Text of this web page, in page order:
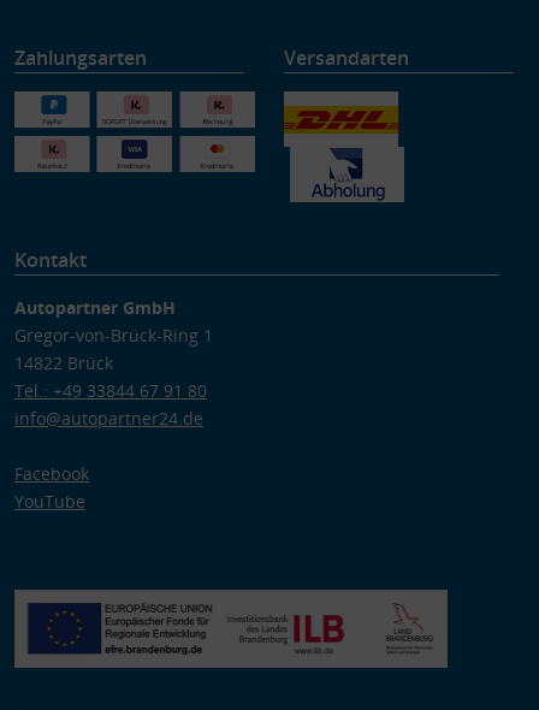
Zahlungsarten Versandarten
Kontakt
Autopartner GmbH
Gregor-von-Brück-Ring 1
14822 Brück
Tel.: +49 33844 67 91 80
info@autopartner24.de
Facebook
YouTube